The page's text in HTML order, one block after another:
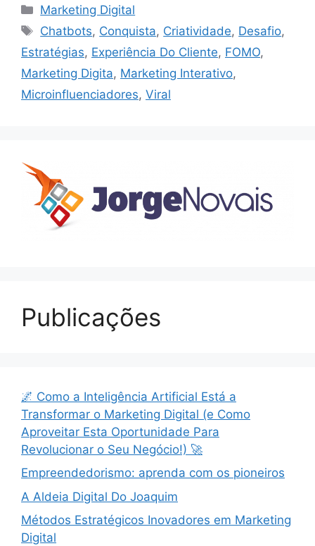
Categorias
Marketing Digital
Etiquetas
Chatbots, Conquista, Criatividade, Desafio,
Estratégias, Experiência Do Cliente, FOMO,
Marketing Digita, Marketing Interativo,
Microinfluenciadores, Viral
Publicações
🌌 Como a Inteligência Artificial Está a
Transformar o Marketing Digital (e Como
Aproveitar Esta Oportunidade Para
Revolucionar o Seu Negócio!) 🚀
Empreendedorismo: aprenda com os pioneiros
A Aldeia Digital Do Joaquim
Métodos Estratégicos Inovadores em Marketing
Digital